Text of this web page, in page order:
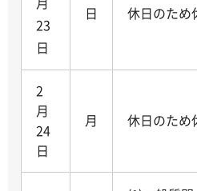
23
日
日 休日のため
2
月
24
日
月 休日のため